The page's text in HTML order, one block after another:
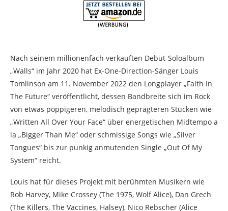
Nach seinem millionenfach verkauften Debüt-Soloalbum
„Walls“ im Jahr 2020 hat Ex-One-Direction-Sänger Louis
Tomlinson am 11. November 2022 den Longplayer „Faith In
The Future“ veröffentlicht, dessen Bandbreite sich im Rock
von etwas poppigeren, melodisch geprägteren Stücken wie
„Written All Over Your Face“ über energetischen Midtempo a
la „Bigger Than Me“ oder schmissige Songs wie „Silver
Tongues“ bis zur punkig anmutenden Single „Out Of My
System“ reicht.
Louis hat für dieses Projekt mit berühmten Musikern wie
Rob Harvey, Mike Crossey (The 1975, Wolf Alice), Dan Grech
(The Killers, The Vaccines, Halsey), Nico Rebscher (Alice